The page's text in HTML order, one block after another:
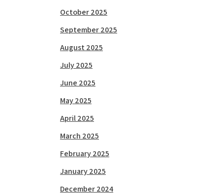
October 2025
September 2025
August 2025
July 2025
June 2025
May 2025
April 2025
March 2025
February 2025
January 2025
December 2024